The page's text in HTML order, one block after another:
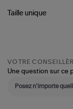
Roche
Vert
Taille unique
VOTRE
Une question sur ce